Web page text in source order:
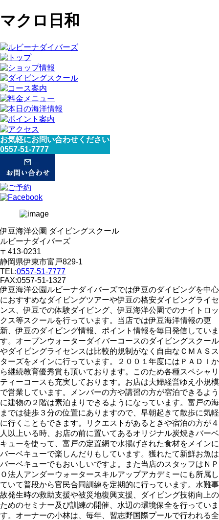
マクロ日和
お気軽にお問い合わせください
0557-51-7777
伊豆海洋公園 ダイビングスクール
ルビーナダイバーズ
〒413-0231
静岡県伊東市富戸829-1
TEL:0557-51-7777
FAX:0557-51-1327
伊豆海洋公園ルビーナダイバーズでは伊豆のダイビングを中心
におすすめなダイビングツアーや伊豆の格安ダイビングライセ
ンス、伊豆での体験ダイビング、伊豆海洋公園でのナイトロッ
クス等スクールを行っています。当店では伊豆海洋情報の更
新、伊豆のダイビング情報、ポイント情報を毎日発信していま
す。オープンウォーターダイバーコースのダイビングスクール
やダイビングライセンスは比較的規制がなく自由なＣＭＡＳス
ターズをメインに行っています。２００１年度にはＰＡＤＩか
ら継続教育優秀賞も頂いております。このため各種スペシャリ
ティーコースも充実しております。お店は夫婦経営ゆえ小規模
で営業しています。メンバーの方や講習の方が宿泊できるよう
に建物の２階は素泊まりできるようになっています。富戸の海
までは徒歩３分の位置にありますので、早朝起きて散歩に気軽
に行くこともできます。リクエストがあるときや宿泊の方が４
人以上いる時、お店の前に置いてあるオリジナル炭焼きバーベ
キューを使って、富戸の定置網で水揚げされた食材をメインに
バーベキューで楽しんだりもしています。獲れたて新鮮お魚は
バーベキューでもおいしいですよ。また当店のスタッフはＮＰ
Ｏ法人アンダーウォータースキルアップアカデミーにも所属し
ていて普段から官民合同訓練を定期的に行っています。水難事
故発生時の救助支援や被災地復興支援、ダイビング技術向上の
ためのセミナー及び訓練の開催、水辺の環境保全を行っていま
す。オーナーの小林は、毎年、習志野国際プールで行われる全